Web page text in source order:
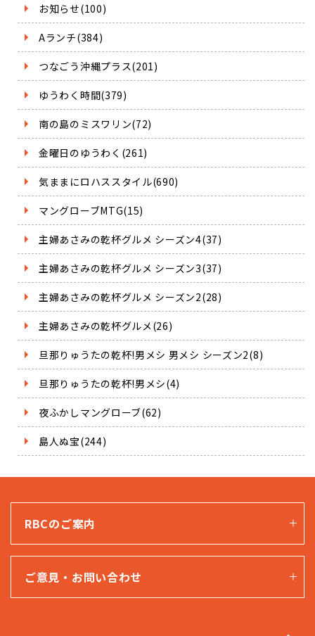
お知らせ(100)
Aランチ(384)
つなごう沖縄プラス(201)
ゆうわく時間(379)
南の島のミスワリン(72)
金曜日のゆうわく(261)
気ままにロハススタイル(690)
マングローブMTG(15)
主婦あさみの乾杯グルメ シーズン4(37)
主婦あさみの乾杯グルメ シーズン3(37)
主婦あさみの乾杯グルメ シーズン2(28)
主婦あさみの乾杯グルメ(26)
旦那りゅうたの乾杯!男メシ 男メシ シーズン2(8)
旦那りゅうたの乾杯!男メシ(4)
夜ふかしマングローブ(62)
島人ぬ宝(244)
RBCのご案内
ご意見・お問い合わせ